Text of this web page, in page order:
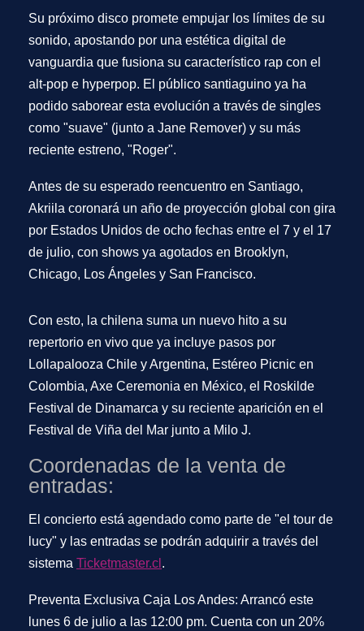
Su próximo disco promete empujar los límites de su
sonido, apostando por una estética digital de
vanguardia que fusiona su característico rap con el
alt-pop e hyperpop. El público santiaguino ya ha
podido saborear esta evolución a través de singles
como "suave" (junto a Jane Remover) y su más
reciente estreno, "Roger".
Antes de su esperado reencuentro en Santiago,
Akriila coronará un año de proyección global con gira
por Estados Unidos de ocho fechas entre el 7 y el 17
de julio, con shows ya agotados en Brooklyn,
Chicago, Los Ángeles y San Francisco.
Con esto, la chilena suma un nuevo hito a su
repertorio en vivo que ya incluye pasos por
Lollapalooza Chile y Argentina, Estéreo Picnic en
Colombia, Axe Ceremonia en México, el Roskilde
Festival de Dinamarca y su reciente aparición en el
Festival de Viña del Mar junto a Milo J.
Coordenadas de la venta de
entradas:
El concierto está agendado como parte de "el tour de
lucy" y las entradas se podrán adquirir a través del
sistema Ticketmaster.cl .
Preventa Exclusiva Caja Los Andes: Arrancó este
lunes 6 de julio a las 12:00 pm. Cuenta con un 20%